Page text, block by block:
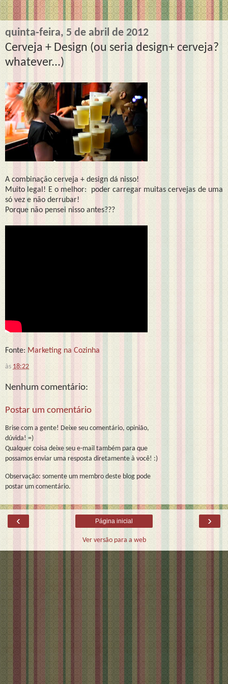
quinta-feira, 5 de abril de 2012
Cerveja + Design (ou seria design+ cerveja?
whatever...)
A combinação cerveja + design dá nisso!
Muito legal! E o melhor: poder carregar muitas cervejas de uma
só vez e não derrubar!
Porque não pensei nisso antes???
Fonte: Marketing na Cozinha
às 18:22
Nenhum comentário:
Postar um comentário
Brise com a gente! Deixe seu comentário, opinião,
dúvida! =)
Qualquer coisa deixe seu e-mail também para que
possamos enviar uma resposta diretamente à você! :)
Observação: somente um membro deste blog pode
postar um comentário.
‹ ›
Página inicial
Ver versão para a web